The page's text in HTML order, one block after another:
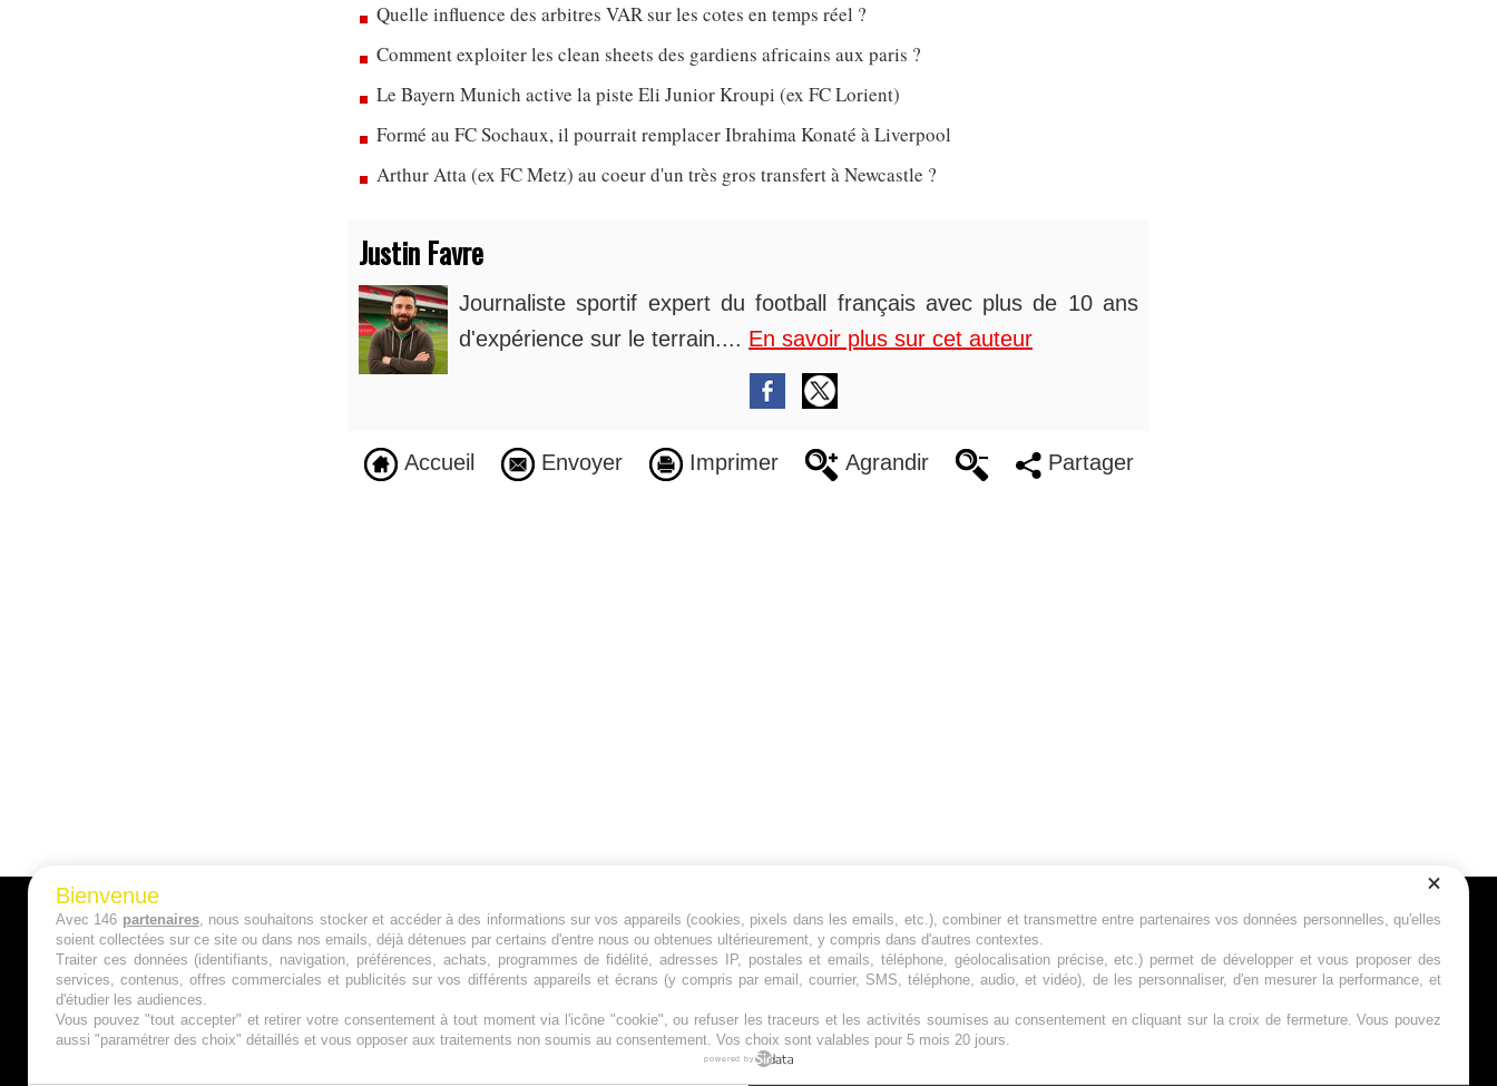
Quelle influence des arbitres VAR sur les cotes en temps réel ?
Comment exploiter les clean sheets des gardiens africains aux paris ?
Le Bayern Munich active la piste Eli Junior Kroupi (ex FC Lorient)
Formé au FC Sochaux, il pourrait remplacer Ibrahima Konaté à Liverpool
Arthur Atta (ex FC Metz) au coeur d'un très gros transfert à Newcastle ?
Justin Favre
Journaliste sportif expert du football français avec plus de 10 ans
d'expérience sur le terrain.... En savoir plus sur cet auteur
Accueil Envoyer Imprimer Agrandir Partager
A PROPOS
Qui sommes nous ?
Mentions Légales
Jeunesfooteux est un média sportif qui traite
principalement de l'actualité de la Ligue 1 et
des grosses actualités de la Ligue 2 et du
Plan du site | Syndication |Powered by WM
Suivez-nous
Bienvenue
Avec 146 partenaires, nous souhaitons stocker et accéder à des informations sur vos appareils (cookies, pixels dans les emails, etc.), combiner et transmettre entre partenaires vos données personnelles, qu'elles
soient collectées sur ce site ou dans nos emails, déjà détenues par certains d'entre nous ou obtenues ultérieurement, y compris dans d'autres contextes.
Traiter ces données (identifiants, navigation, préférences, achats, programmes de fidélité, adresses IP, postales et emails, téléphone, géolocalisation précise, etc.) permet de développer et vous proposer des
services, contenus, offres commerciales et publicités sur vos différents appareils et écrans (y compris par email, courrier, SMS, téléphone, audio, et vidéo), de les personnaliser, d'en mesurer la performance, et
d'étudier les audiences.
Vous pouvez "tout accepter" et retirer votre consentement à tout moment via l'icône "cookie", ou refuser les traceurs et les activités soumises au consentement en cliquant sur la croix de fermeture. Vous pouvez
aussi "paramétrer des choix" détaillés et vous opposer aux traitements non soumis au consentement. Vos choix sont valables pour 5 mois 20 jours.
powered by